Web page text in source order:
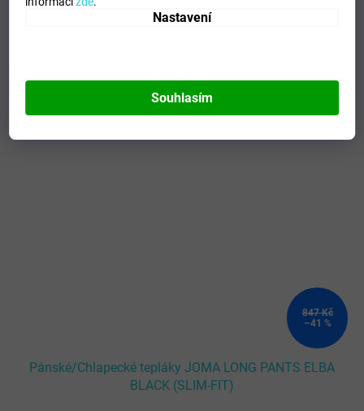
Nastavení
Souhlasím
847 Kč
–41 %
Pánské/Chlapecké tepláky JOMA LONG PANTS ELBA
BLACK (SLIM-FIT)
Modelo: 500422.366